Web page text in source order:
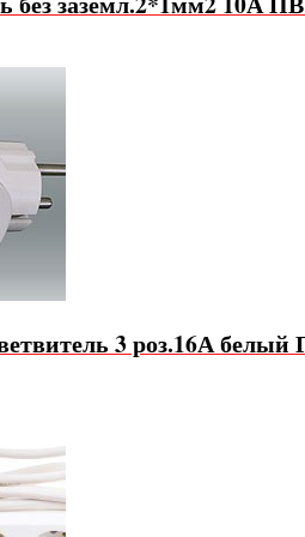
3 роз.16А белый